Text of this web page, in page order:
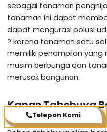
sebagai tanaman
tanaman ini dapat
dapat mengurasi polusi
? karena tanaman satu
memiliki penampilan yang
musim berbunga dan
merusak bangunan.
Kapan Tabebuya
Telepon Kami